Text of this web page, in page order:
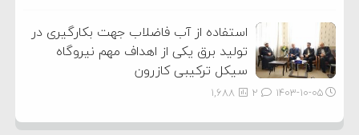
استفاده از آب فاضلاب جهت بکارگیری در
تولید برق یکی از اهداف مهم نیروگاه
سیکل ترکیبی کازرون
۱۴۰۳-۱۰-۰۵ 1,688